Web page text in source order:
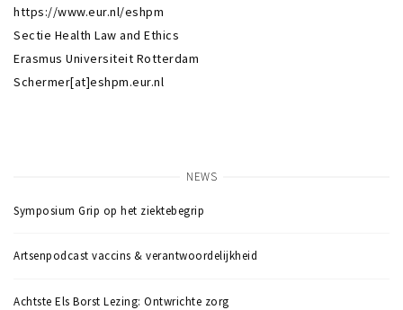
https://www.eur.nl/eshpm
Sectie Health Law and Ethics
Erasmus Universiteit Rotterdam
Schermer[at]eshpm.eur.nl
NEWS
Symposium Grip op het ziektebegrip
Artsenpodcast vaccins & verantwoordelijkheid
Achtste Els Borst Lezing: Ontwrichte zorg